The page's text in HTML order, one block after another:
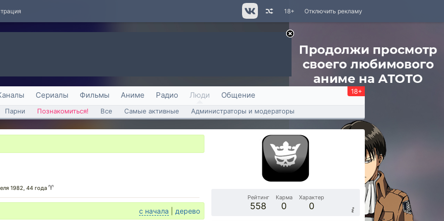
Отключить рекламу
18+
Сериалы Фильмы Аниме Радио Люди Общение 18+
Парни Познакомиться! Все Самые активные Администраторы и модераторы
1982, 44 года
с начала дерево
Рейтинг
558
Карма
0
Характер
0